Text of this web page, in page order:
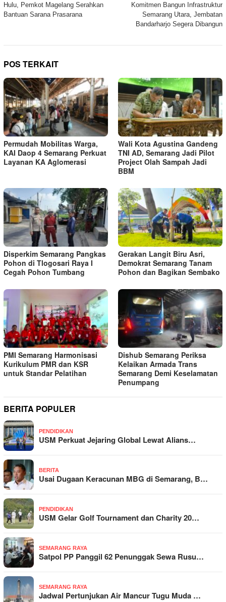
Hulu, Pemkot Magelang Serahkan
Bantuan Sarana Prasarana
Komitmen Bangun Infrastruktur
Semarang Utara, Jembatan
Bandarharjo Segera Dibangun
POS TERKAIT
Permudah Mobilitas Warga,
KAI Daop 4 Semarang Perkuat
Layanan KA Aglomerasi
Wali Kota Agustina Gandeng
TNI AD, Semarang Jadi Pilot
Project Olah Sampah Jadi
BBM
Disperkim Semarang Pangkas
Pohon di Tlogosari Raya I
Cegah Pohon Tumbang
Gerakan Langit Biru Asri,
Demokrat Semarang Tanam
Pohon dan Bagikan Sembako
PMI Semarang Harmonisasi
Kurikulum PMR dan KSR
untuk Standar Pelatihan
Dishub Semarang Periksa
Kelaikan Armada Trans
Semarang Demi Keselamatan
Penumpang
BERITA POPULER
PENDIDIKAN
USM Perkuat Jejaring Global Lewat Alians…
BERITA
Usai Dugaan Keracunan MBG di Semarang, B…
PENDIDIKAN
USM Gelar Golf Tournament dan Charity 20…
SEMARANG RAYA
Satpol PP Panggil 62 Penunggak Sewa Rusu…
SEMARANG RAYA
Jadwal Pertunjukan Air Mancur Tugu Muda …